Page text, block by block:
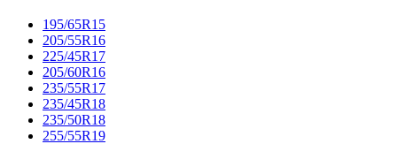
195/65R15
205/55R16
225/45R17
205/60R16
235/55R17
235/45R18
235/50R18
255/55R19